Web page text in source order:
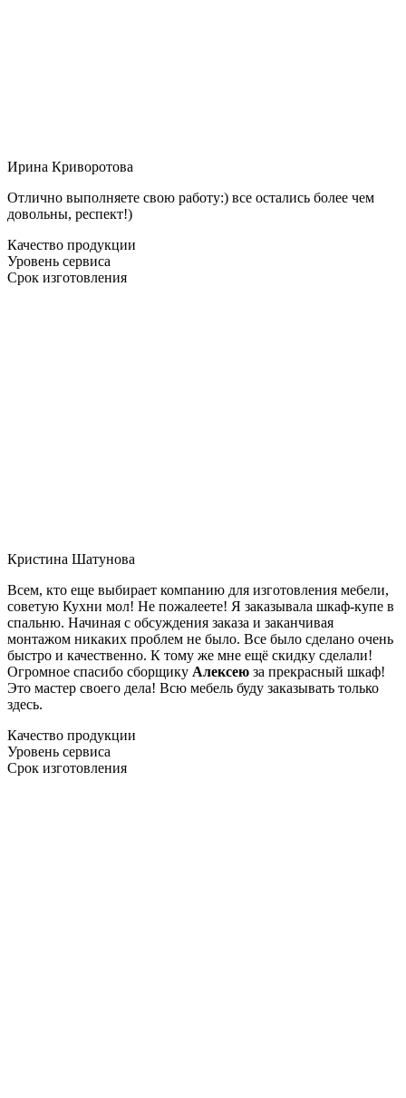
Ирина Криворотова
Отлично выполняете свою работу:) все остались более чем
довольны, респект!)
Качество продукции
Уровень сервиса
Срок изготовления
Кристина Шатунова
Всем, кто еще выбирает компанию для изготовления мебели,
советую Кухни мол! Не пожалеете! Я заказывала шкаф-купе в
спальню. Начиная с обсуждения заказа и заканчивая
монтажом никаких проблем не было. Все было сделано очень
быстро и качественно. К тому же мне ещё скидку сделали!
Огромное спасибо сборщику Алексею за прекрасный шкаф!
Это мастер своего дела! Всю мебель буду заказывать только
здесь.
Качество продукции
Уровень сервиса
Срок изготовления